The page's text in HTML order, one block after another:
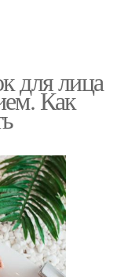
для лица
Как